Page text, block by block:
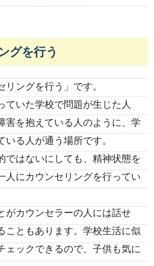
グを行う
ングを行う」です。
ていた学校で問題が生じた人
害を抱えている人のように、学
る人が通う場所です。
ではないにしても、精神状態を
人にカウンセリングを行ってい
がカウンセラーの人には話せ
こともあります。学校生活に似
ェックできるので、子供も気に